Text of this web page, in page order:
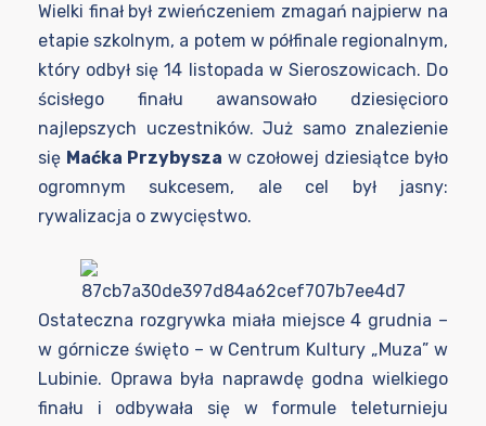
Wielki finał był zwieńczeniem zmagań najpierw na
etapie szkolnym, a potem w półfinale regionalnym,
który odbył się 14 listopada w Sieroszowicach. Do
ścisłego finału awansowało dziesięcioro
najlepszych uczestników. Już samo znalezienie
się Maćka Przybysza w czołowej dziesiątce było
ogromnym sukcesem, ale cel był jasny:
rywalizacja o zwycięstwo.
Ostateczna rozgrywka miała miejsce 4 grudnia –
w górnicze święto – w Centrum Kultury „Muza” w
Lubinie. Oprawa była naprawdę godna wielkiego
finału i odbywała się w formule teleturnieju